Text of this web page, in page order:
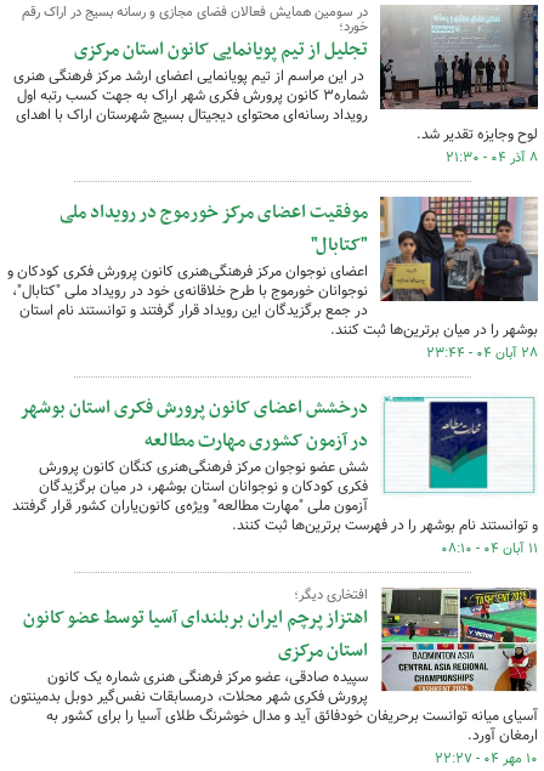
در سومین همایش فعالان فضای مجازی و رسانه بسیج در اراک رقم
خورد؛
تجلیل از تیم پویانمایی کانون استان مرکزی
در این مراسم از تیم پویانمایی اعضای ارشد مرکز فرهنگی هنری
شماره۳ کانون پرورش فکری شهر اراک به جهت کسب رتبه اول
رویداد رسانه‌ای محتوای دیجیتال بسیج شهرستان اراک با اهدای
لوح وجایزه تقدیر شد.
۸ آذر ۰۴ - ۲۱:۳۰
موفقیت اعضای مرکز خورموج در رویداد ملی
"کتابال"
اعضای نوجوان مرکز فرهنگی‌هنری کانون پرورش فکری کودکان و
نوجوانان خورموج با طرح خلاقانه‌ی خود در رویداد ملی "کتابال"،
در جمع برگزیدگان این رویداد قرار گرفتند و توانستند نام استان
بوشهر را در میان برترین‌ها ثبت کنند.
۲۸ آبان ۰۴ - ۲۳:۴۴
درخشش اعضای کانون پرورش فکری استان بوشهر
در آزمون کشوری مهارت مطالعه
شش عضو نوجوان مرکز فرهنگی‌هنری کنگان کانون پرورش
فکری کودکان و نوجوانان استان بوشهر، در میان برگزیدگان
آزمون ملی "مهارت مطالعه" ویژه‌ی کانون‌یاران کشور قرار گرفتند
و توانستند نام بوشهر را در فهرست برترین‌ها ثبت کنند.
۱۱ آبان ۰۴ - ۰۸:۱۰
افتخاری دیگر؛
اهتزاز پرچم ایران بربلندای آسیا توسط عضو کانون
استان مرکزی
سپیده صادقی، عضو مرکز فرهنگی هنری شماره یک کانون
پرورش فکری شهر محلات، درمسابقات نفس‌گیر دوبل بدمینتون
آسیای میانه توانست برحریفان خودفائق آید و مدال خوشرنگ طلای آسیا را برای کشور به
ارمغان آورد.
۱۰ مهر ۰۴ - ۲۲:۲۷